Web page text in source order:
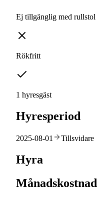
Ej tillgänglig med rullstol
Rökfritt
1 hyresgäst
Hyresperiod
2025-08-01 Tillsvidare
Hyra
Månadskostnad